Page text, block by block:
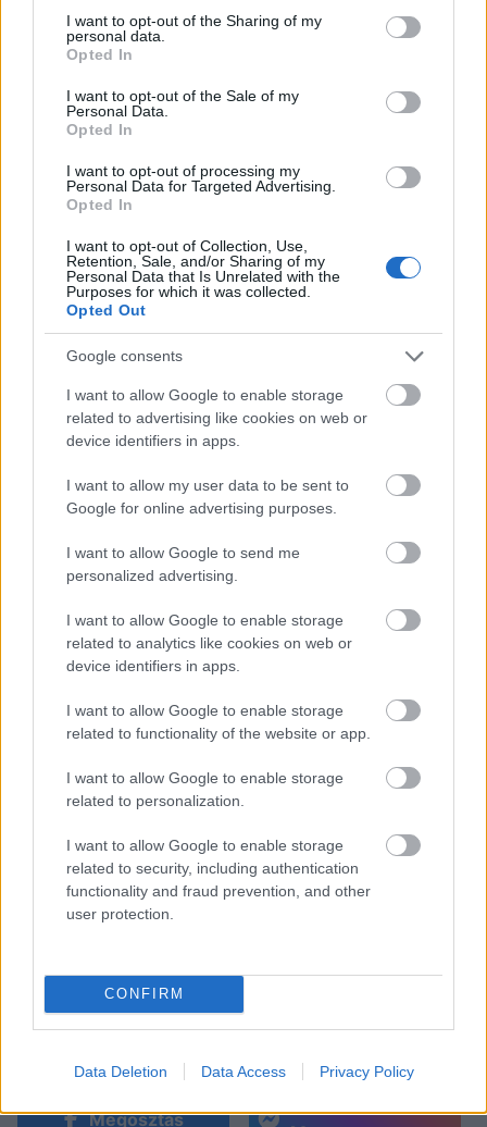
not limited to your visit or usage behaviour. You may click to
grant or deny consent to Google and its third-party tags to
use your data for below specified purposes in below Google
consent section.
I want to opt-out of the Sharing of my
personal data.
Opted In
I want to opt-out of the Sale of my
Personal Data.
Opted In
I want to opt-out of processing my
Personal Data for Targeted Advertising.
Opted In
I want to opt-out of Collection, Use,
Retention, Sale, and/or Sharing of my
Personal Data that Is Unrelated with the
Purposes for which it was collected.
Opted Out
Google consents
I want to allow Google to enable storage
related to advertising like cookies on web or
device identifiers in apps.
I want to allow my user data to be sent to
Google for online advertising purposes.
I want to allow Google to send me
personalized advertising.
I want to allow Google to enable storage
related to analytics like cookies on web or
device identifiers in apps.
I want to allow Google to enable storage
related to functionality of the website or app.
I want to allow Google to enable storage
related to personalization.
I want to allow Google to enable storage
related to security, including authentication
functionality and fraud prevention, and other
user protection.
CONFIRM
Data Deletion Data Access Privacy Policy
amilyen kétbalkezes vagy, még egy rendes pasit
sem tudsz kifogni magadnak.
Bak (12. 22-01. 20.)Költséges utazás, pénzbírság,
kellemetlen hivatalos ügy, ki nem fizetett munkabér
szegheti kedvedet, de az sem kizárt, hogy
egészséged helyreállítására kell költened.
Vízöntő (01. 21-02. 19.)
Vízöntők számára, a művészek szép dolgokat
alkotnak, de szükséged lesz támogatóra, hogy
műveid pénzt hozzanak a konyhára.
Halak (02. 20-03. 20.) A számítógéped mindig
elérhető, mégsem szerencsés neked az otthoni
munka, mert nem fogsz olyan hamar előre jutni a
cégnél, mint aki mindig szem előtt van.
Megosztás